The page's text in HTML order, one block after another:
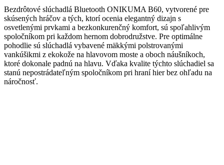
Bezdrôtové slúchadlá Bluetooth ONIKUMA B60, vytvorené pre
skúsených hráčov a tých, ktorí ocenia elegantný dizajn s
osvetlenými prvkami a bezkonkurenčný komfort, sú spoľahlivým
spoločníkom pri každom hernom dobrodružstve. Pre optimálne
pohodlie sú slúchadlá vybavené mäkkými polstrovanými
vankúšikmi z ekokože na hlavovom moste a oboch náušníkoch,
ktoré dokonale padnú na hlavu. Vďaka kvalite týchto slúchadiel sa
stanú nepostrádateľným spoločníkom pri hraní hier bez ohľadu na
náročnosť.